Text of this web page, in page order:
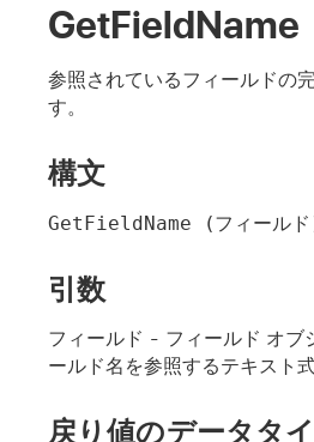
GetFieldName
参照されているフィールドの
す。
構文
GetFieldName (フィール
引数
フィールド - フィールド オブ
ールド名を参照するテキスト
戻り値のデータタ